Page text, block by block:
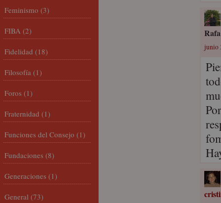
Rafa
junio
Feminismo (3)
FIBA (2)
Fidelidad (18)
Filosofía (1)
Foros (1)
Fraternidad (1)
Funciones del Consejo (1)
Fundaciones (8)
Generaciones (1)
General (73)